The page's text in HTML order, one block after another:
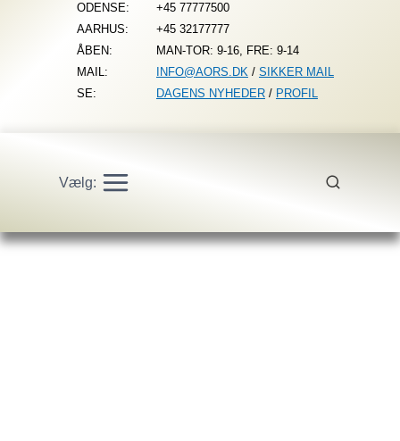
ODENSE:
+45 77777500
AARHUS:
+45 32177777
ÅBEN:
MAN-TOR: 9-16, FRE: 9-14
MAIL:
INFO@AORS.DK / SIKKER MAIL
SE:
DAGENS NYHEDER / PROFIL
Vælg: